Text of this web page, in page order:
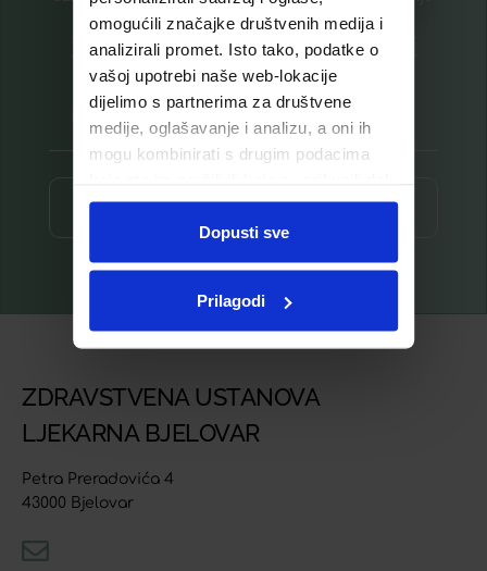
omogućili značajke društvenih medija i
analizirali promet. Isto tako, podatke o
vašoj upotrebi naše web-lokacije
dijelimo s partnerima za društvene
medije, oglašavanje i analizu, a oni ih
mogu kombinirati s drugim podacima
ste upotrebljavali njihove usluge.
Dopusti sve
Prilagodi
Prijavite se na listu za novosti
Prijava ⟶
ZDRAVSTVENA USTANOVA
LJEKARNA BJELOVAR
Petra Preradovića 4
43000 Bjelovar